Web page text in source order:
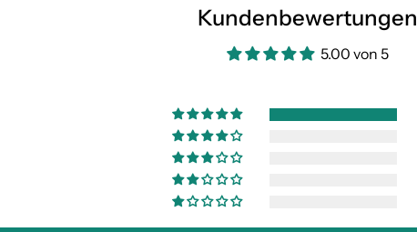
Kundenbewertungen
5.00 von 5